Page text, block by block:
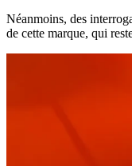
Néanmoins, des
de cette marque, qui